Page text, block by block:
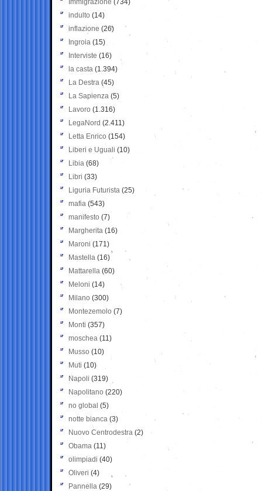
Immigrazione (734)
indulto (14)
inflazione (26)
Ingroia (15)
Interviste (16)
la casta (1.394)
La Destra (45)
La Sapienza (5)
Lavoro (1.316)
LegaNord (2.411)
Letta Enrico (154)
Liberi e Uguali (10)
Libia (68)
Libri (33)
Liguria Futurista (25)
mafia (543)
manifesto (7)
Margherita (16)
Maroni (171)
Mastella (16)
Mattarella (60)
Meloni (14)
Milano (300)
Montezemolo (7)
Monti (357)
moschea (11)
Musso (10)
Muti (10)
Napoli (319)
Napolitano (220)
no global (5)
notte bianca (3)
Nuovo Centrodestra (2)
Obama (11)
olimpiadi (40)
Oliveri (4)
Pannella (29)